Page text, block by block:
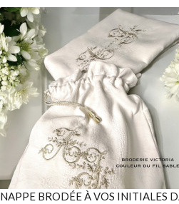
NAPPE BRODÉE À VOS INITIALES